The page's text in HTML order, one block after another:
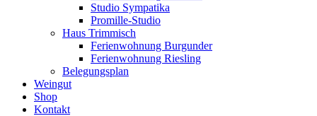
Studio Sympatika
Promille-Studio
Haus Trimmisch
Ferienwohnung Burgunder
Ferienwohnung Riesling
Belegungsplan
Weingut
Shop
Kontakt